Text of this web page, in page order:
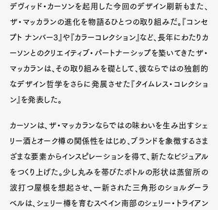
Art&Design WatchFashion
Product Culture Lifestyle
Pen Membership
Pen international Pen tw
デヴィッド・カーソンを起用した今回のデザイン刷新もまた、
ザ・マッカランの進化を物語るひとつの取り組みだ。『コンセ
プト ナンバー3』や『カラーコレクション』など、長年にわたりカ
ーソンとのクリエイティブ・パートナーシップを築いてきたザ・
マッカランは、その取り組みを礎として、彼ならではの独創的
なデザイン哲学をさらに発展させた『タイムレス・コレクショ
ン』を発表した。
カーソンは、ザ・マッカランならではの味わいを生み出すシェ
リー酒とオーク樽の関係性をはじめ、ブランドを象徴するさま
ざまな要素からインスピレーションを得て、新たなビジュアル
をつくり上げた。少し丸みを帯びたボトルの形状は蒸留所の
波打つ屋根を想起させ、一新された三角形のショルダーラ
ベルは、シェリー樽を育むスペイン南部のシェリー・トライアン